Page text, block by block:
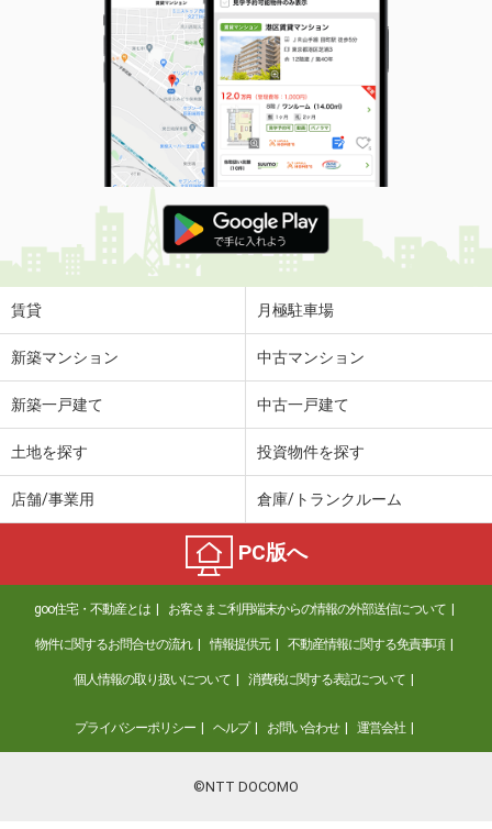
賃貸 月極駐車場
新築マンション 中古マンション
新築一戸建て 中古一戸建て
土地を探す 投資物件を探す
店舗/事業用 倉庫/トランクルーム
PC版へ
goo住宅・不動産とは お客さまご利用端末からの情報の外部送信について
物件に関するお問合せの流れ 情報提供元 不動産情報に関する免責事項
個人情報の取り扱いについて 消費税に関する表記について
プライバシーポリシー ヘルプ お問い合わせ 運営会社
©NTT DOCOMO